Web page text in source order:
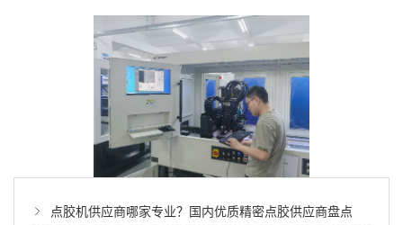
点胶机供应商哪家专业？国内优质精密点胶供应商盘点